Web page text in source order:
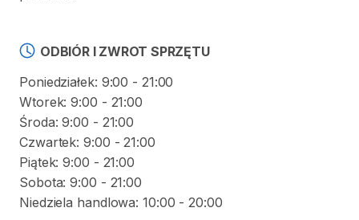
ODBIÓR I ZWROT SPRZĘTU
Poniedziałek: 9:00 - 21:00
Wtorek: 9:00 - 21:00
Środa: 9:00 - 21:00
Czwartek: 9:00 - 21:00
Piątek: 9:00 - 21:00
Sobota: 9:00 - 21:00
Niedziela handlowa: 10:00 - 20:00